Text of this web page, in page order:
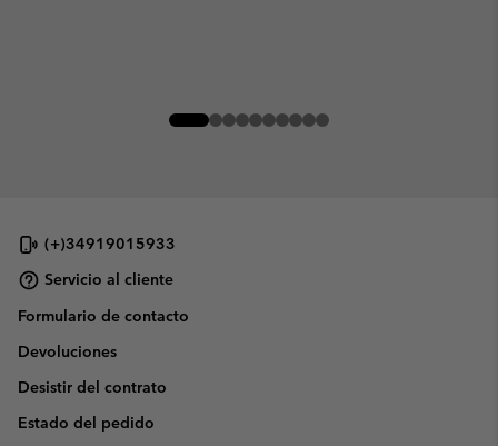
(+)34919015933
Servicio al cliente
Formulario de contacto
Devoluciones
Desistir del contrato
Estado del pedido